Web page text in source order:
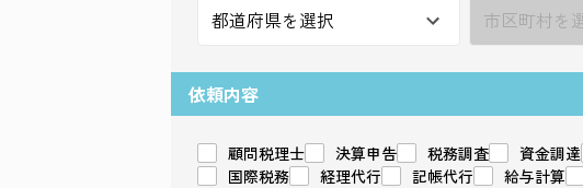
依頼内容
顧問税理士 決算申告 税務調査 資金調達
国際税務
経理代行 記帳代行 給与計算